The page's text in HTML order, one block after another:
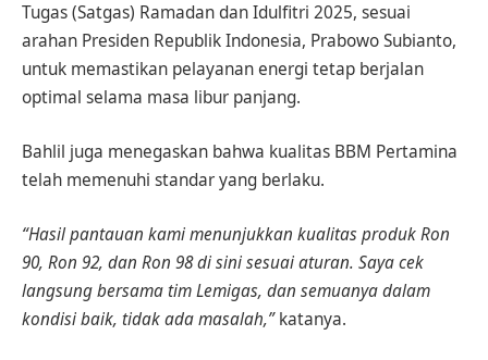
Tugas (Satgas) Ramadan dan Idulfitri 2025, sesuai
arahan Presiden Republik Indonesia, Prabowo Subianto,
untuk memastikan pelayanan energi tetap berjalan
optimal selama masa libur panjang.
Bahlil juga menegaskan bahwa kualitas BBM Pertamina
telah memenuhi standar yang berlaku.
“Hasil pantauan kami menunjukkan kualitas produk Ron
90, Ron 92, dan Ron 98 di sini sesuai aturan. Saya cek
langsung bersama tim Lemigas, dan semuanya dalam
kondisi baik, tidak ada masalah,”katanya.